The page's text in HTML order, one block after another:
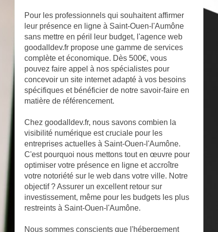
Pour les professionnels qui souhaitent affirmer
leur présence en ligne à Saint-Ouen-l'Aumône
sans mettre en péril leur budget, l'agence web
goodalldev.fr propose une gamme de services
complète et économique. Dès 500€, vous
pouvez faire appel à nos spécialistes pour
concevoir un site internet adapté à vos besoins
spécifiques et bénéficier de notre savoir-faire en
matière de référencement.
Chez goodalldev.fr, nous savons combien la
visibilité numérique est cruciale pour les
entreprises actuelles à Saint-Ouen-l'Aumône.
C'est pourquoi nous mettons tout en œuvre pour
optimiser votre présence en ligne et accroître
votre notoriété sur le web dans votre ville. Notre
objectif ? Assurer un excellent retour sur
investissement, même pour les budgets les plus
restreints à Saint-Ouen-l'Aumône.
Nous sommes conscients que l'hébergement